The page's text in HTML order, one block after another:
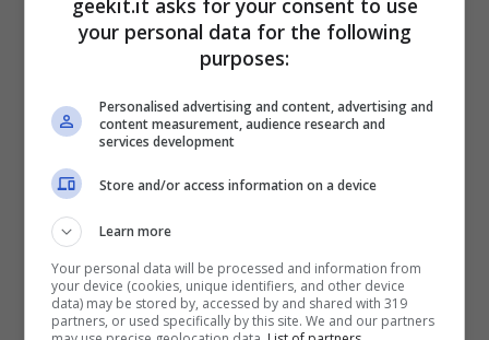
Wolves è un nuovo studio creato su una base
molto solida: una combinazione di
esperienza e nuove energie. Bandai Namco
Entertainment Europe è una società nota per
la sua attenzione al genere dei giochi di ruolo
e disponibilità a impegnarsi in nuove IP,
perciò rappresenta un abbinamento perfetto
per il nostro gruppo. Non solo condivide i
nostri valori, ma vanta una grandissima
your personal data for the following
purposes:
Personalised advertising and content, advertising and
content measurement, audience research and
services development
Store and/or access information on a device
Learn more
Your personal data will be processed and information from
your device (cookies, unique identifiers, and other device
data) may be stored by, accessed by and shared with 319
partners, or used specifically by this site. We and our partners